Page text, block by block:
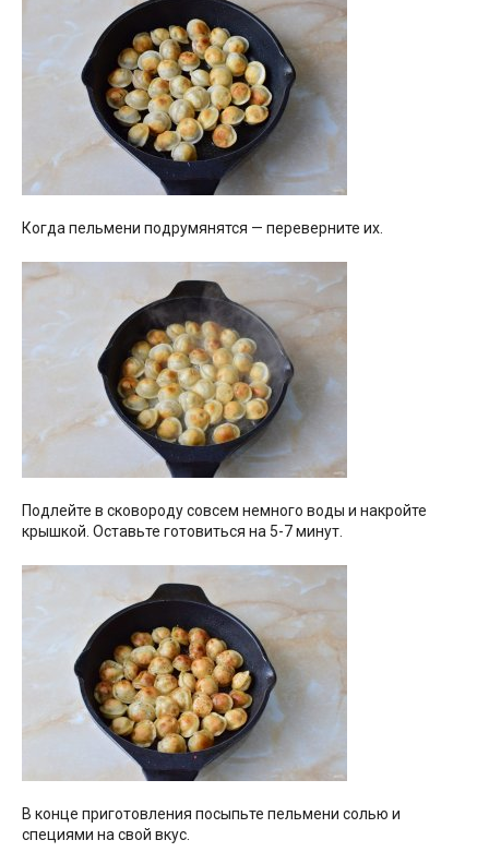
Когда пельмени подрумянятся — переверните их.
Подлейте в сковороду совсем немного воды и накройте
крышкой. Оставьте готовиться на 5-7 минут.
В конце приготовления посыпьте пельмени солью и
специями на свой вкус.